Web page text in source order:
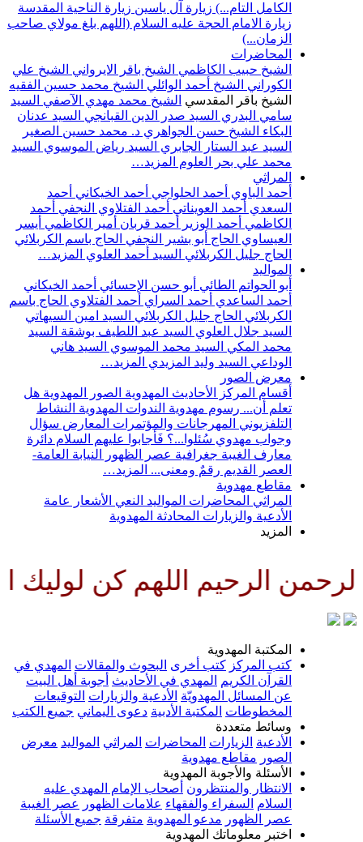
الكامل التام...) زيارة آل ياسين زيارة الناحية المقدسة
زيارة الامام الحجة عليه السلام (اللهم بلغ مولاي صاحب
الزمان...)
المحاضرات
الشيخ حبيب الكاظمي الشيخ باقر الايرواني الشيخ علي
الكوراني الشيخ أحمد الوائلي الشيخ محمد حسين الفقيه
الشيخ باقر المقدسي الشيخ محمد مهدي الآصفي السيد
سامي البدري السيد صدر الدين القبانجي السيد عدنان
البكاء الشيخ حسن الجواهري د. محمد حسين الصغير
السيد عبد الستار الجابري السيد رياض الموسوي السيد
محمد علي بحر العلوم المزيد…
المراثي
أحمد الباوي أحمد الحلواجي أحمد الخيكاني أحمد
السعدي أحمد العويناتي أحمد الفتلاوي النجفي أحمد
الكاظمي أحمد الوزير أحمد قربان أمير الكاظمي أيسر
العيساوي الحاج أبو بشير النجفي الحاج باسم الكربلائي
الحاج جليل الكربلائي السيد أحمد العلوي المزيد…
المواليد
أبو الحواتم الطائي أبو حسن الإحسائي أحمد الخيكاني
أحمد الساعدي أحمد السراي أحمد الفتلاوي الحاج باسم
الكربلائي الحاج جليل الكربلائي السيد امين السيهاتي
السيد جلال العلوي السيد عبد اللطيف بوشقة السيد
محمد المكي السيد محمد الموسوي السيد هاني
الوداعي السيد وليد المزيدي المزيد…
معرض الصور
أقسام المركز
الأحاديث المهدوية الصور المهدوية هل
تعلم أن... رسوم مهدوية الندوات المهدوية النشاط
التلفزيوني المهرجانات والمؤتمرات المعارض سؤال
وجواب مهدوي سُئلوا...؟ فَأجابوا عليهم السلام دائرة
معارف الغيبة جغرافية عصر الظهور
النيابة العامة-
العصر القديم رقمٌ ومعنى... المزيد…
مقاطع مهدوية
المراثي المحاضرات المواليد النعي الأشعار
عامة
الأدعية والزيارات المحادثة المهدوية
المزيد
الرحيم اللهم كن لوليك
المكتبة المهدوية
كتب المركز كتب أخرى البحوث والمقالات المهدي في
القرآن الكريم
المهدي في الأحاديث أجوبة أهل البيت
عن المسائل المهدويّة الأدعية والزيارات التوقيعات
المخطوطات المكتبة الأدبية دعوى اليماني جميع الكتب
وسائط متعددة
الأدعية الزيارات المحاضرات المراثي المواليد معرض
الصور مقاطع مهدوية
الأسئلة والأجوبة المهدوية
الانتظار والمنتظرون أصحاب الإمام المهدي عليه
السلام السفراء والفقهاء علامات الظهور
عصر الغيبة
عصر الظهور مدعو المهدوية متفرقة جميع الأسئلة
اختبر معلوماتك المهدوية